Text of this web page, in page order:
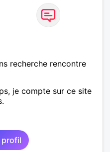
recherche rencontre
je compte sur ce site
profil